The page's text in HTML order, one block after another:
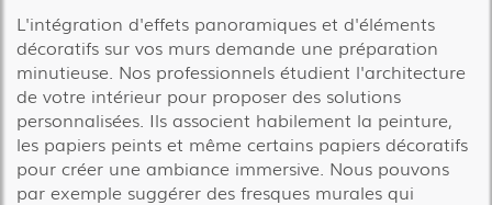
L'intégration d'effets panoramiques et d'éléments
décoratifs sur vos murs demande une préparation
minutieuse. Nos professionnels étudient l'architecture
de votre intérieur pour proposer des solutions
personnalisées. Ils associent habilement la peinture,
les papiers peints et même certains papiers décoratifs
pour créer une ambiance immersive. Nous pouvons
par exemple suggérer des fresques murales qui